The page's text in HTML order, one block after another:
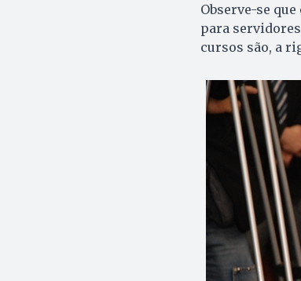
Observe-se
para
cursos são, a